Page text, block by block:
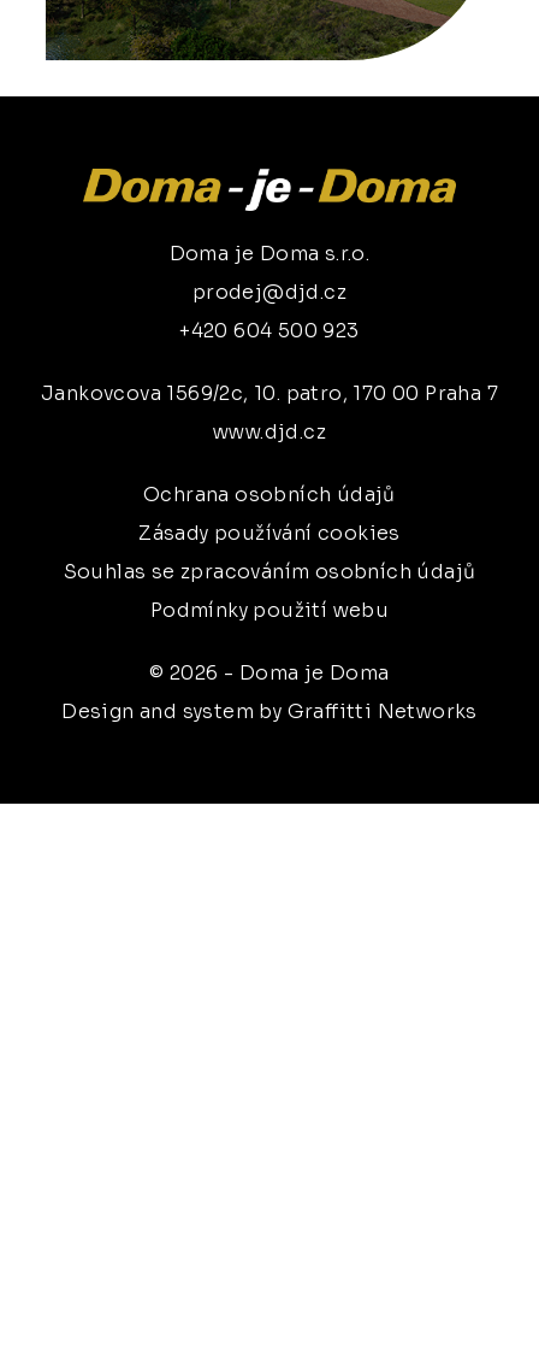
Doma je Doma s.r.o.
prodej@djd.cz
+420 604 500 923
Jankovcova 1569/2c, 10. patro, 170 00 Praha 7
www.djd.cz
Ochrana osobních údajů
Zásady používání cookies
Souhlas se zpracováním osobních údajů
Podmínky použití webu
© 2026 - Doma je Doma
Design and system by Graffitti Networks